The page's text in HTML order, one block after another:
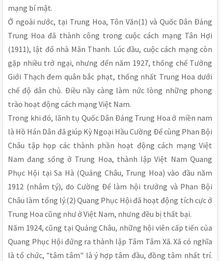
mạng bí mật.
Ở ngoài nước, tại Trung Hoa, Tôn Văn(1) và Quốc Dân Ðảng
Trung Hoa đã thành công trong cuộc cách mạng Tân Hợi
(1911), lật đổ nhà Mãn Thanh. Lúc đầu, cuộc cách mạng còn
gặp nhiều trở ngại, nhưng đến năm 1927, thống chế Tưởng
Giới Thạch đem quân bắc phạt, thống nhất Trung Hoa dưới
chế độ dân chủ. Ðiều nầy càng làm nức lòng những phong
trào hoạt động cách mạng Việt Nam.
Trong khi đó, lãnh tụ Quốc Dân Ðảng Trung Hoa ở miền nam
là Hồ Hán Dân đã giúp Kỳ Ngoại Hầu Cường Ðể cùng Phan Bội
Châu tập họp các thành phần hoạt động cách mạng Việt
Nam đang sống ở Trung Hoa, thành lập Việt Nam Quang
Phục Hội tại Sa Hà (Quảng Châu, Trung Hoa) vào đầu năm
1912 (nhâm tý), do Cường Ðể làm hội trưởng và Phan Bội
Châu làm tổng lý.(2) Quang Phục Hội đã hoạt động tích cực ở
Trung Hoa cũng như ở Việt Nam, nhưng đều bị thất bại.
Năm 1924, cũng tại Quảng Châu, những hội viên cấp tiến của
Quang Phục Hội đứng ra thành lập Tâm Tâm Xã. Xã có nghĩa
là tổ chức, "tâm tâm" là ý hợp tâm đầu, đồng tâm nhất trí.